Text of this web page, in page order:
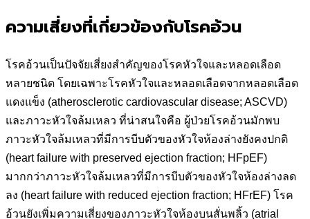
ความเสี่ยงที่เกี่ยวข้องกับโรคอ้วน
โรคอ้วนเป็นปัจจัยเสี่ยงสำคัญของโรคหัวใจและหลอดเลือด
หลายชนิด โดยเฉพาะโรคหัวใจและหลอดเลือดจากหลอดเลือด
แดงแข็ง (atherosclerotic cardiovascular disease; ASCVD)
และภาวะหัวใจล้มเหลว ที่น่าสนใจคือ ผู้ป่วยโรคอ้วนมักพบ
ภาวะหัวใจล้มเหลวที่มีการบีบตัวของหัวใจห้องล่างยังคงปกติ
(heart failure with preserved ejection fraction; HFpEF)
มากกว่าภาวะหัวใจล้มเหลวที่มีการบีบตัวของหัวใจห้องล่างลด
ลง (heart failure with reduced ejection fraction; HFrEF) โรค
อ้วนยังเพิ่มความเสี่ยงของภาวะหัวใจห้องบนสั่นพลิ้ว (atrial